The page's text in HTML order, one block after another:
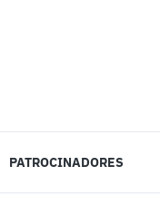
PATROCINADORES